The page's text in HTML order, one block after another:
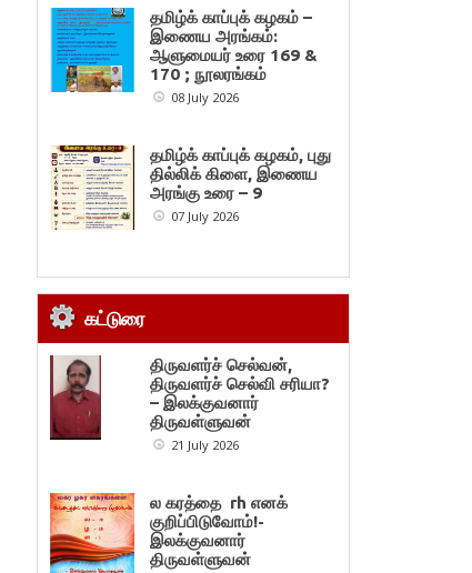
தமிழ்க் காப்புக் கழகம் –
இணைய அரங்கம்:
ஆளுமையர் உரை 169 &
170 ; நூலரங்கம்
08 July 2026
தமிழ்க் காப்புக் கழகம், புது
தில்லிக் கிளை, இணைய
அரங்கு உரை – 9
07 July 2026
கட்டுரை
திருவளர்ச் செல்வன்,
திருவளர்ச் செல்வி சரியா?
– இலக்குவனார்
திருவள்ளுவன்
21 July 2026
ல கரத்தை rh எனக்
குறிப்பிடுவோம்!-
இலக்குவனார்
திருவள்ளுவன்